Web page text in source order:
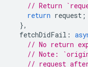
// Return
return request ;
},
fetchDidFail :
// No return
// Note:
// request